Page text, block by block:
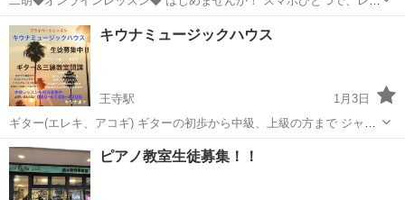
スンできます。 難しくない方法で始めましょう♪ (ビデオ通話・演奏動
画) お仕事で忙しいから、決まった時間に通えない。 対面のレッスン
は緊張...
奈良 北葛城郡 大輪田駅 二胡
キウナミュージックハウス
王寺駅
1月3日
ギター(エレキ、アコギ) ギターの初歩から中級、上級の方まで ジャン
ルは生徒様のご希望に合わせのレッスン 沖縄唄三線 沖縄民謡、沖縄ポ
奈良 北葛城郡 王寺駅 ギター
ピアノ教室生徒募集！！